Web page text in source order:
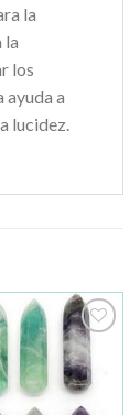
la
la
los
ayuda a
lucidez.
Añadir
a la
lista de
deseos